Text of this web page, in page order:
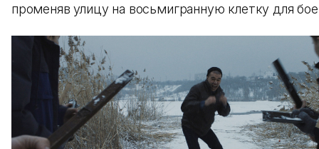
променяв улицу на восьмигранную клетку для